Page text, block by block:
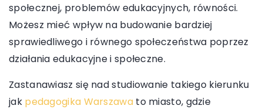
społecznej, problemów edukacyjnych, równości.
Możesz mieć wpływ na budowanie bardziej
sprawiedliwego i równego społeczeństwa poprzez
działania edukacyjne i społeczne.
Zastanawiasz się nad studiowanie takiego kierunku
jak pedagogika Warszawato miasto, gdzie